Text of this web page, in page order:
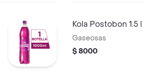
Kola Postobon 1.5 l
Gaseosas
$ 8000